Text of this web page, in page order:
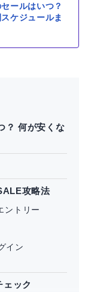
ールはいつ？
ケジュールま
？ 何が安くな
攻略法
ントリー
イン
ック